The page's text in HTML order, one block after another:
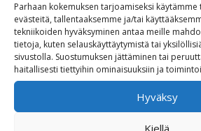
Parhaan kokemuksen tarjoamiseksi
evästeitä, tallentaaksemme ja/tai
tekniikoiden hyväksyminen antaa meille
tietoja, kuten selauskäyttäytymistä tai
sivustolla. Suostumuksen jättäminen tai
haitallisesti tiettyihin ominaisuuksiin ja
Hyväksy
Kiellä
SW-Motech Quick-Lock Evo